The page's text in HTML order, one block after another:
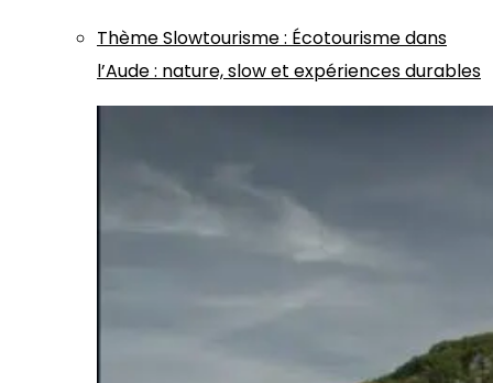
ThèmeSlowtourisme: Écotourisme dans
l’Aude : nature, slow et expériences durables